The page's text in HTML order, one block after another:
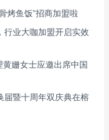
烤鱼饭”招商加盟啦
行业大咖加盟开启实效
姗女士应邀出席中国
届暨十周年双庆典在榕